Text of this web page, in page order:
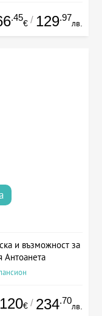
.45
€ / 129.97
лв.
и възможност за
Антоанета
120€ / 234.70
лв.